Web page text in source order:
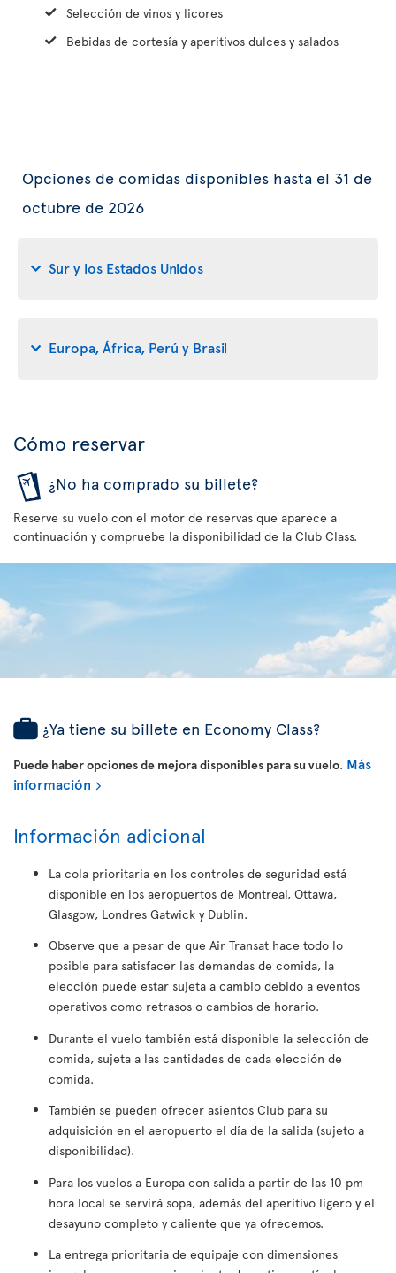
Selección de vinos y licores
Bebidas de cortesía y aperitivos dulces y salados
Opciones de comidas disponibles hasta el 31 de
octubre de 2026
Sur y los Estados Unidos
Europa, África, Perú y Brasil
Cómo reservar
¿No ha comprado su billete?
Reserve su vuelo con el motor de reservas que aparece a
continuación y compruebe la disponibilidad de la Club Class.
¿Ya tiene su billete en Economy Class?
Puede haber opciones de mejora disponibles para su vuelo. Más
información
Información adicional
La cola prioritaria en los controles de seguridad está
disponible en los aeropuertos de Montreal, Ottawa,
Glasgow, Londres Gatwick y Dublin.
Observe que a pesar de que Air Transat hace todo lo
posible para satisfacer las demandas de comida, la
elección puede estar sujeta a cambio debido a eventos
operativos como retrasos o cambios de horario.
Durante el vuelo también está disponible la selección de
comida, sujeta a las cantidades de cada elección de
comida.
También se pueden ofrecer asientos Club para su
adquisición en el aeropuerto el día de la salida (sujeto a
disponibilidad).
Para los vuelos a Europa con salida a partir de las 10 pm
hora local se servirá sopa, además del aperitivo ligero y el
desayuno completo y caliente que ya ofrecemos.
La entrega prioritaria de equipaje con dimensiones